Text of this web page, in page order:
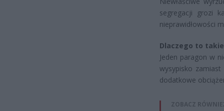
segregacji grozi
nieprawidłowości
Dlaczego to
Jeden paragon w
wysypisko
dodatkowe
ZOBACZ